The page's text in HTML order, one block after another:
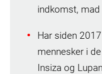
indkomst,
Har siden
mennesker i
Insiza og